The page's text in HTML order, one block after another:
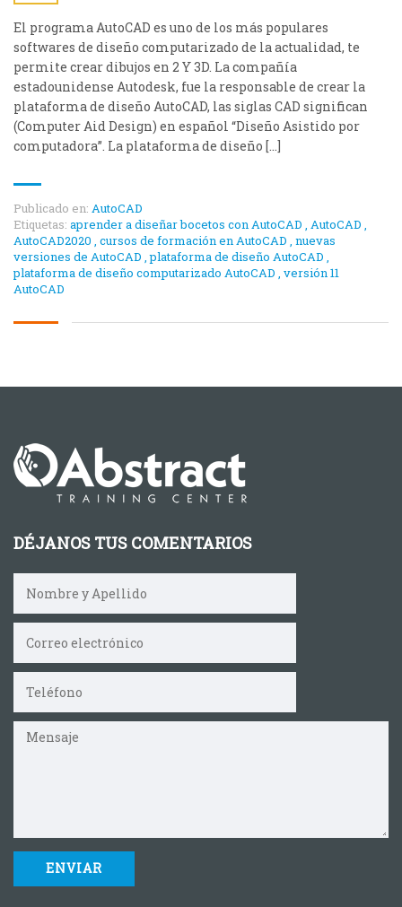
El programa AutoCAD es uno de los más populares
softwares de diseño computarizado de la actualidad, te
permite crear dibujos en 2 Y 3D. La compañía
estadounidense Autodesk, fue la responsable de crear la
plataforma de diseño AutoCAD, las siglas CAD significan
(Computer Aid Design) en español “Diseño Asistido por
computadora”. La plataforma de diseño […]
Publicado en: AutoCAD
Etiquetas: aprender a diseñar bocetos con AutoCAD , AutoCAD ,
AutoCAD2020 , cursos de formación en AutoCAD , nuevas
versiones de AutoCAD , plataforma de diseño AutoCAD ,
plataforma de diseño computarizado AutoCAD , versión 11
AutoCAD
DÉJANOS TUS COMENTARIOS